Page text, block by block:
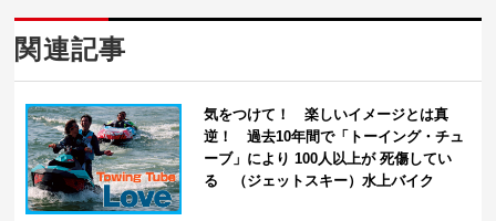
関連記事
気をつけて！ 楽しいイメージとは真
逆！ 過去10年間で「トーイング・チュ
ーブ」により 100人以上が 死傷してい
る （ジェットスキー）水上バイク